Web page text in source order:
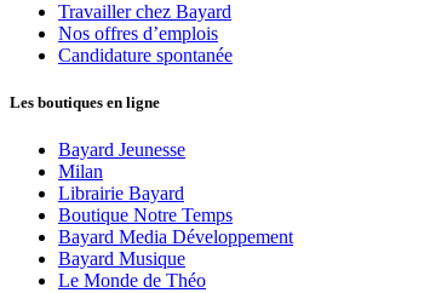
Travailler chez Bayard
Nos offres d’emplois
Candidature spontanée
Les boutiques en ligne
Bayard Jeunesse
Milan
Librairie Bayard
Boutique Notre Temps
Bayard Media Développement
Bayard Musique
Le Monde de Théo